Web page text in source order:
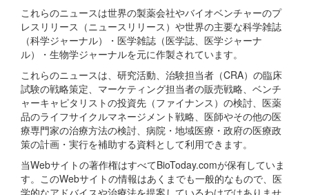
これらのニュースは世界の製薬会社やバイオベンチャーのプ
レスリリース（ニュースリリース）や世界の主要な科学雑誌
（科学ジャーナル）・医学雑誌（医学誌、医学ジャーナ
ル）・生物学ジャーナルを元に作製されています。
これらのニュースは、研究活動、治験担当者（CRA）の臨床
試験の戦略策定、マーケティング担当者の販売戦略、ベンチ
ャーキャピタリストの投資先（ファイナンス）の検討、医薬
品のライフサイクルマネージメント戦略、医師やその他の医
療専門家の治療方法の検討、病院・地域医療・政府の医療政
策の計画・実行を補助する資料として利用できます。
当Webサイトの著作権はすべてBioToday.comが保有していま
す。このWebサイトの情報はあくまでも一般的なもので、医